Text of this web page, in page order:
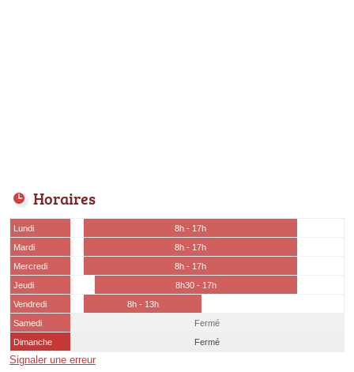
Horaires
Lundi
8h - 17h
Mardi
8h - 17h
Mercredi
8h - 17h
Jeudi
8h30 - 17h
Vendredi
8h - 13h
Samedi
Fermé
Dimanche
Fermé
Signaler une erreur